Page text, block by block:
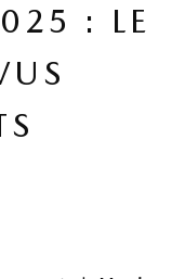
: LE